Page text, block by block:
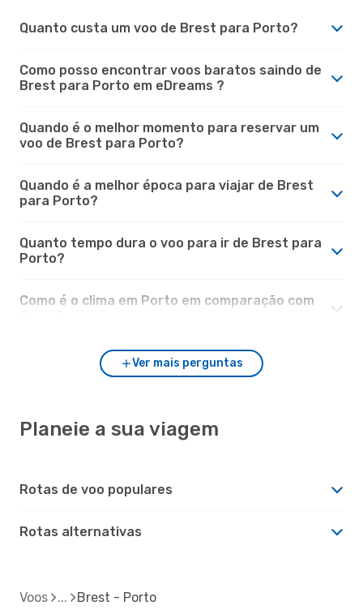
Quanto custa um voo de Brest para Porto?
Como posso encontrar voos baratos saindo de
Brest para Porto em eDreams ?
Quando é o melhor momento para reservar um
voo de Brest para Porto?
Quando é a melhor época para viajar de Brest
para Porto?
Quanto tempo dura o voo para ir de Brest para
Porto?
Como é o clima em Porto em comparação com
Ver mais perguntas
Planeie a sua viagem
Rotas de voo populares
Rotas alternativas
Voos Brest - Porto